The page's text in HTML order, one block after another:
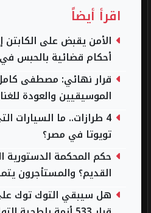
اقرأ أيضاً
الأمن يقبض على الكابتن
أحكام قضائية بالحبس
قرار نهائي: مصطفى
الموسيقيين والعودة
4 طرازات.. ما السيارات
تويوتا في مصر؟
حكم المحكمة الدستورية
القديم؟ والمستأجرون
هل سيبقي التوك توك